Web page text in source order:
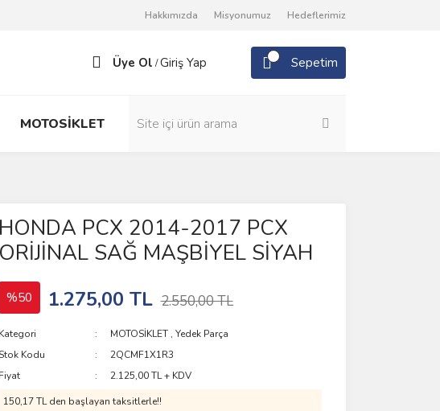
Hakkımızda Misyonumuz Hedeflerimiz
Üye Ol /Giriş Yap Sepetim
MOTOSİKLET
HONDA PCX 2014-2017 PCX
ORİJİNAL SAĞ MAŞBİYEL SİYAH
%50 1.275,00 TL 2.550,00 TL
Kategori MOTOSİKLET,Yedek Parça
Kodu
2QCMF1X1R3
Fiyat
2.125,00 TL + KDV
150,17 TL den başlayan taksitlerle!!